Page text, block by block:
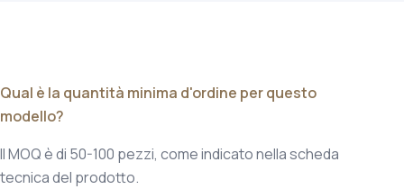
Qual è la quantità minima d'ordine per questo
modello?
Il MOQ è di 50-100 pezzi, come indicato nella scheda
tecnica del prodotto.